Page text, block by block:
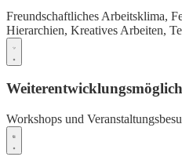
Freundschaftliches Arbeitsklima,
Hierarchien, Kreatives Arbeiten,
Workshops und